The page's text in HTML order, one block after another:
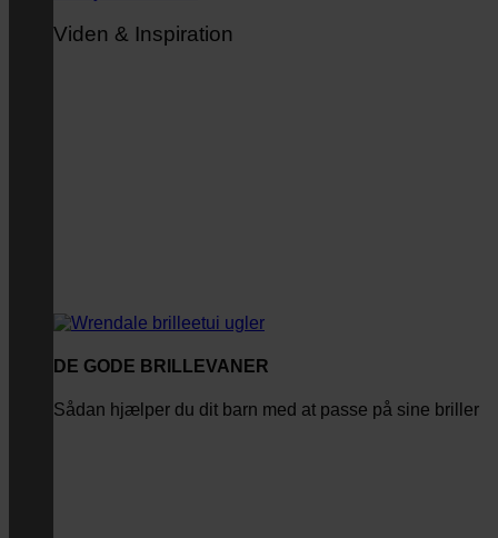
Viden & Inspiration
DE GODE BRILLEVANER
Sådan hjælper du dit barn med at passe på sine briller